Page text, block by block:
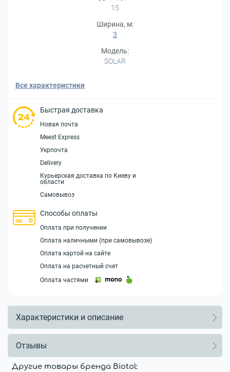
15
Ширина, м:
3
Модель:
SOLAR
Все характеристики
Быстрая доставка
Новая почта
Meest Express
Укрпочта
Delivery
Курьерская доставка по Киеву и
области
Самовывоз
Способы оплаты
Оплата при получении
Оплата наличными (при самовывозе)
Оплата картой на сайте
Оплата на расчетный счет
Оплата частями
Характеристики и описание
Отзывы
Другие товары бренда Biotol: